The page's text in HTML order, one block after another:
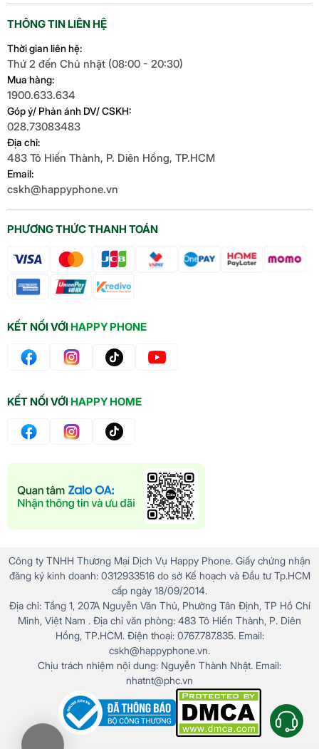
PHƯƠNG THỨC THANH TOÁN
KẾT NỐI VỚIHAPPY PHONE
THÔNG TIN LIÊN HỆ
Thời gian liên hệ:
Thứ 2 đến Chủ nhật (08:00 - 20:30)
Mua hàng:
1900.633.634
Góp ý/ Phản ánh DV/ CSKH:
028.73083483
Địa chỉ:
483 Tô Hiến Thành, P. Diên Hồng, TP.HCM
Email:
cskh@happyphone.vn
KẾT NỐI VỚIHAPPY HOME
Công ty TNHH Thương Mại Dịch Vụ Happy Phone. Giấy chứng nhận
đăng ký kinh doanh: 0312933516 do sở Kế hoạch và Đầu tư Tp.HCM
cấp ngày 18/09/2014.
Địa chỉ: Tầng 1, 207A Nguyễn Văn Thủ, Phường Tân Định, TP Hồ Chí
Minh, Việt Nam . Địa chỉ văn phòng: 483 Tô Hiến Thành, P. Diên
Hồng, TP.HCM. Điện thoại: 0767.787.835. Email:
cskh@happyphone.vn.
Chịu trách nhiệm nội dung: Nguyễn Thành Nhật. Email:
nhatnt@phc.vn